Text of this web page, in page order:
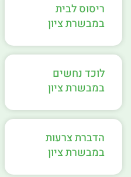
ריסוס לבית
במבשרת ציון
לוכד נחשים
במבשרת ציון
הדברת צרעות
במבשרת ציון